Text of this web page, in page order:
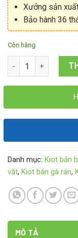
Xưởng sản
Bảo hành 36
Còn hàng
Kiot bán cafe pha
Danh mục: Kiot bán
vặt, Kiot bán gà rán,
MÔ TẢ